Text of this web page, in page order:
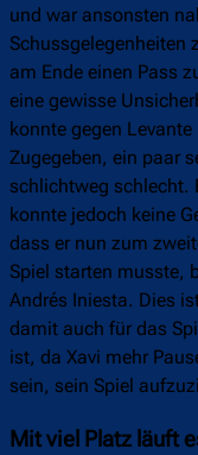
und war ansonsten
Schussgelegenheiten
am Ende einen Pass
eine gewisse
konnte gegen
Zugegeben, ein paar
schlichtweg schlecht.
konnte jedoch keine
dass er nun zum
Spiel starten musste,
Andrés Iniesta. Dies
damit auch für das
ist, da Xavi mehr
sein, sein Spiel
Mit viel Platz läuft